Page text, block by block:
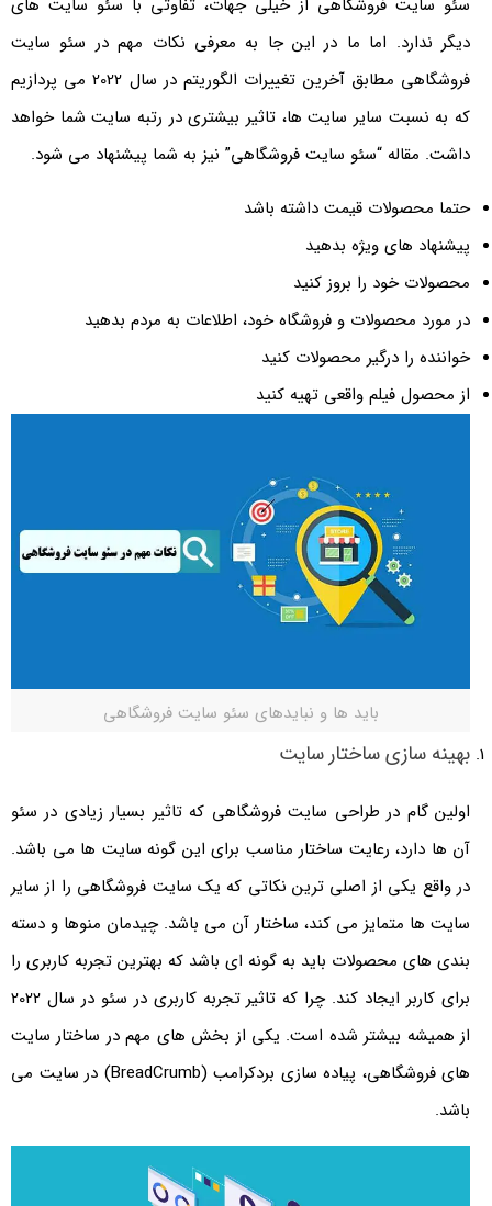
سئو سایت فروشگاهی از خیلی جهات، تفاوتی با سئو سایت های
دیگر ندارد. اما ما در این جا به معرفی نکات مهم در سئو سایت
فروشگاهی مطابق آخرین تغییرات الگوریتم در سال 2022 می پردازیم
که به نسبت سایر سایت ها، تاثیر بیشتری در رتبه سایت شما خواهد
داشت. مقاله “سئو سایت فروشگاهی” نیز به شما پیشنهاد می شود.
حتما محصولات قیمت داشته باشد
پیشنهاد های ویژه بدهید
محصولات خود را بروز کنید
در مورد محصولات و فروشگاه خود، اطلاعات به مردم بدهید
خواننده را درگیر محصولات کنید
از محصول فیلم واقعی تهیه کنید
باید ها و نبایدهای سئو سایت فروشگاهی
بهینه سازی ساختار سایت
اولین گام در طراحی سایت فروشگاهی که تاثیر بسیار زیادی در سئو
آن ها دارد، رعایت ساختار مناسب برای این گونه سایت ها می باشد.
در واقع یکی از اصلی ترین نکاتی که یک سایت فروشگاهی را از سایر
سایت ها متمایز می کند، ساختار آن می باشد. چیدمان منوها و دسته
بندی های محصولات باید به گونه ای باشد که بهترین تجربه کاربری را
برای کاربر ایجاد کند. چرا که تاثیر تجربه کاربری در سئو در سال 2022
از همیشه بیشتر شده است. یکی از بخش های مهم در ساختار سایت
های فروشگاهی، پیاده سازی بردکرامب (BreadCrumb) در سایت می
باشد.